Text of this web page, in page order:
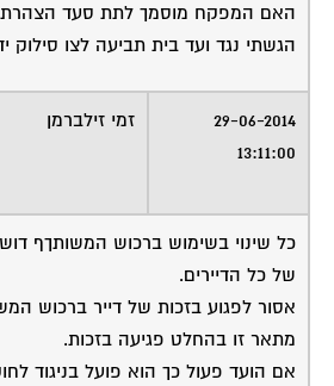
האם המפקח מוסמך לתת סעד
הגשתי נגד ועד בית תביעה לצו סילוק
29-06-2014
13:11:00
זמי זילברמן
כל שינוי בשימוש ברכוש המשותךף
של כל הדיירים.
אסור לפגוע בזכות של דייר ברכוש
מתאר זו בהחלט פגיעה בזכות.
אם הועד פעול כך הוא פועל בניגוד